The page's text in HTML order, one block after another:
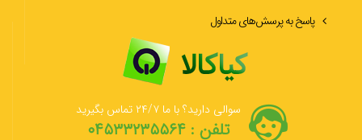
پاسخ به پرسش‌های متداول
سوالی دارید؟ با ما ۲۴/۷ تماس بگیرید
تلفن : ۰۴۵۳۳۲۳۵۵۶۴